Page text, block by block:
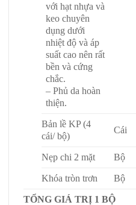
với hạt nhựa và
keo chuyên
dụng dưới
nhiệt độ và áp
suất cao nên rất
bền và cứng
chắc.
– Phủ da hoàn
thiện.
Bản lề KP (4
cái/ bộ)
Cái
Nẹp chi 2 mặt Bộ
Khóa tròn trơn Bộ
TỔNG GIÁ TRỊ 1 BỘ